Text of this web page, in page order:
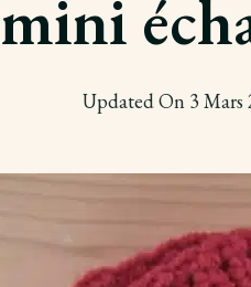
Updated On 3 Mars